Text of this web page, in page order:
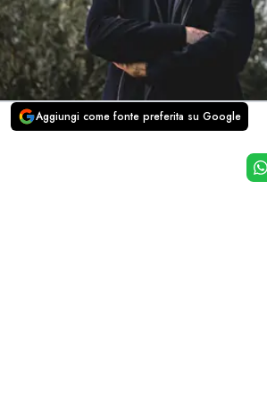
Aggiungi come fonte preferita su Google